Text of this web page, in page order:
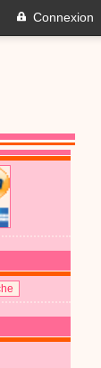
Connexion